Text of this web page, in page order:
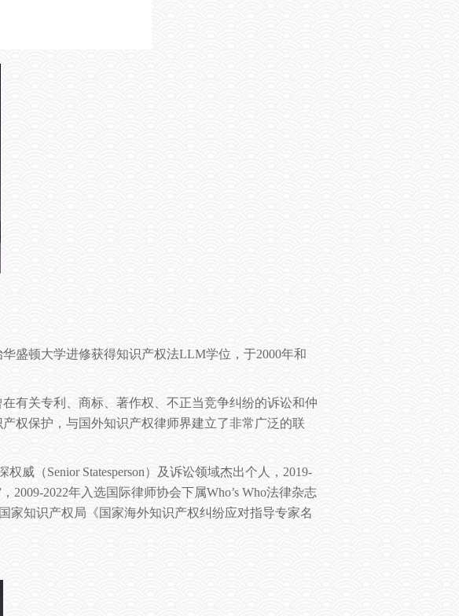
盛顿大学进修获得知识产权法LLM学位，于2000年和
有关专利、商标、著作权、不正当竞争纠纷的诉讼和仲
权保护，与国外知识产权律师界建立了非常广泛的联
权威（Senior Statesperson）及诉讼领域杰出个人， 2019-
， 2009-2022年入选国际律师协会下属Who’s Who法律杂志
家知识产权局《国家海外知识产权纠纷应对指导专家名